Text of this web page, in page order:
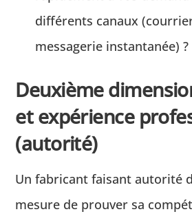
différents canaux
messagerie instantanée) ?
Deuxième
et expérience
(autorité)
Un fabricant faisant autorité
mesure de prouver sa